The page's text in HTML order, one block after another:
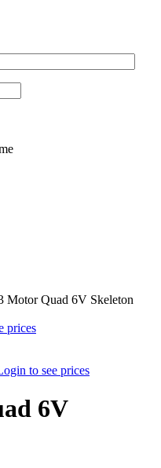
Motor Quad 6V Skeleton
prices
to see prices
6V